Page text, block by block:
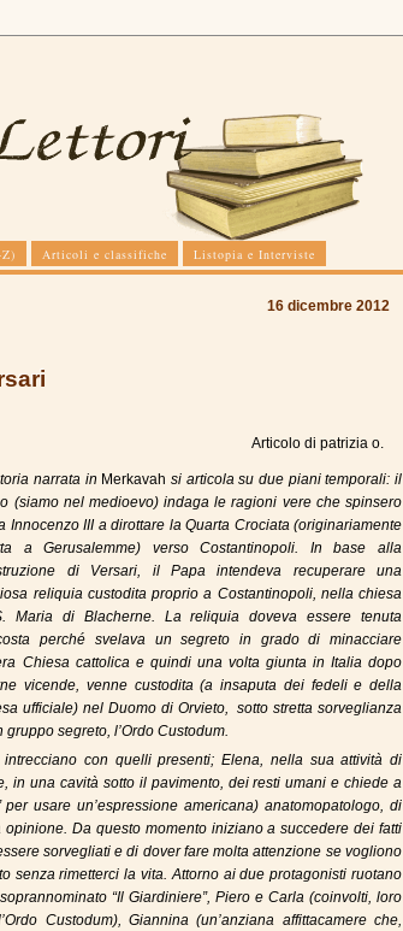
Articoli e classifiche Listopia e Interviste
16 dicembre 2012
Articolo di patrizia o.
narrata in Merkavah si articola su due piani temporali: il
(siamo nel medioevo) indaga le ragioni vereche spinsero
Innocenzo III a dirottare la Quarta Crociata (originariamente
a Gerusalemme) verso Costantinopoli. In base alla
di Versari, il Papa intendeva recuperare una
reliquia custodita proprio a Costantinopoli, nella chiesa
Maria di Blacherne. La reliquia doveva essere tenuta
perché svelava un segreto in grado di minacciare
Chiesa cattolica e quindi una volta giunta in Italia dopo
vicende, venne custodita (a insaputa dei fedeli e della
ufficiale) nel Duomo di Orvieto, sotto stretta sorveglianza
gruppo segreto, l’Ordo Custodum.
con quelli presenti; Elena, nella sua attività di
in una cavità sotto il pavimento, dei resti umani e chiede a
usare un’espressione americana) anatomopatologo, di
Da questo momento iniziano a succedere dei fatti
sorvegliati e di dover fare molta attenzione se vogliono
senza rimetterci la vita. Attorno ai due protagonisti ruotano
“Il Giardiniere”, Piero e Carla (coinvolti, loro
Ordo Custodum), Giannina (un’anziana affittacamere che,